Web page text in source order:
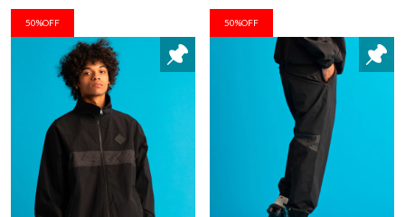
50%OFF 50%OFF